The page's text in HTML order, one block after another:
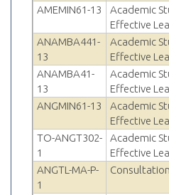
AMEMIN61-13
Academic
Effective
ANAMBA441-
13
Academic
Effective
ANAMBA41-
13
Academic
Effective
ANGMIN61-13
Academic
Effective
TO-ANGT302-
1
Academic
Effective
ANGTL-MA-P-
1